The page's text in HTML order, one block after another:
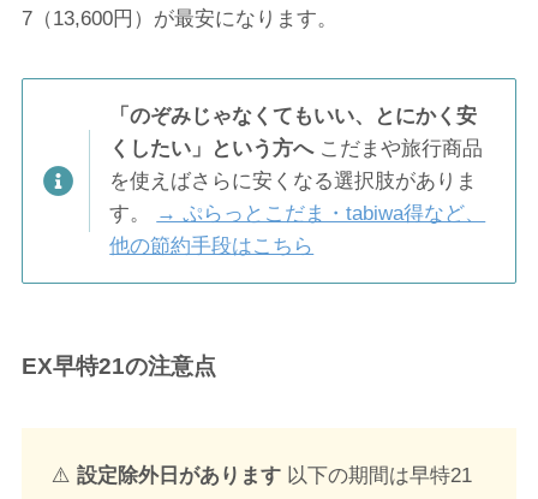
7（13,600円）が最安になります。
「のぞみじゃなくてもいい、とにかく安
くしたい」という方へこだまや旅行商品
を使えばさらに安くなる選択肢がありま
す。
→ ぷらっとこだま・tabiwa得など、
他の節約手段はこちら
EX早特21の注意点
⚠️設定除外日があります 以下の期間は早特21